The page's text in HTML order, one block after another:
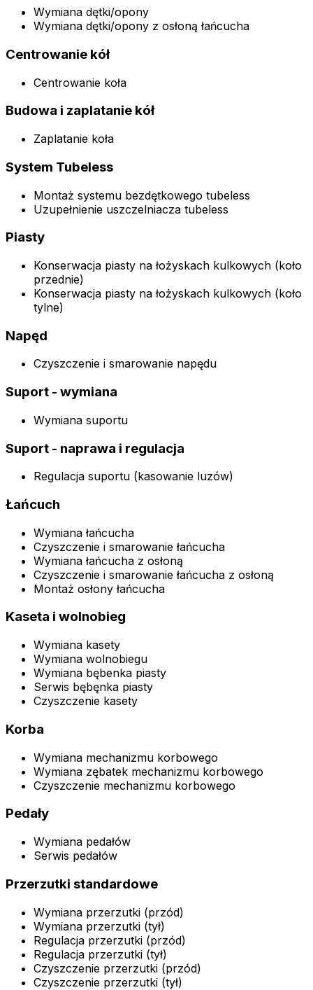
Wymiana dętki/opony
Wymiana dętki/opony z osłoną łańcucha
Centrowanie kół
Centrowanie koła
Budowa i zaplatanie kół
Zaplatanie koła
System Tubeless
Montaż systemu bezdętkowego tubeless
Uzupełnienie uszczelniacza tubeless
Piasty
Konserwacja piasty na łożyskach kulkowych (koło
przednie)
Konserwacja piasty na łożyskach kulkowych (koło
tylne)
Napęd
Czyszczenie i smarowanie napędu
Suport - wymiana
Wymiana suportu
Suport - naprawa i regulacja
Regulacja suportu (kasowanie luzów)
Łańcuch
Wymiana łańcucha
Czyszczenie i smarowanie łańcucha
Wymiana łańcucha z osłoną
Czyszczenie i smarowanie łańcucha z osłoną
Montaż osłony łańcucha
Kaseta i wolnobieg
Wymiana kasety
Wymiana wolnobiegu
Wymiana bębenka piasty
Serwis bębęnka piasty
Czyszczenie kasety
Korba
Wymiana mechanizmu korbowego
Wymiana zębatek mechanizmu korbowego
Czyszczenie mechanizmu korbowego
Pedały
Wymiana pedałów
Serwis pedałów
Przerzutki standardowe
Wymiana przerzutki (przód)
Wymiana przerzutki (tył)
Regulacja przerzutki (przód)
Regulacja przerzutki (tył)
Czyszczenie przerzutki (przód)
Czyszczenie przerzutki (tył)